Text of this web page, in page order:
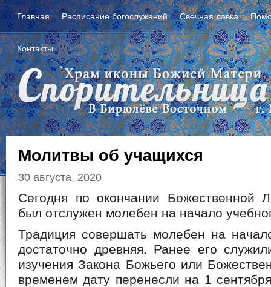
Главная Расписание богослужений Свечная лавка
Контакты
Молитвы об учащихся
30 августа, 2020
Сегодня по окончании Божественной
был отслужен молебен на начало
Традиция совершать молебен на
достаточно древняя. Ранее его
изучения Закона Божьего или
временем дату перенесли на 1